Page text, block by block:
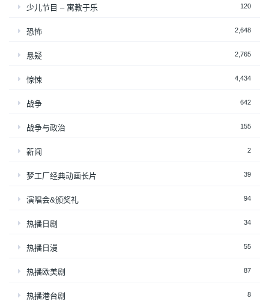
少儿节目 – 寓教于乐 120
恐怖 2,648
悬疑 2,765
惊悚 4,434
战争 642
战争与政治 155
新闻 2
梦工厂经典动画长片 39
演唱会&颁奖礼 94
热播日剧 34
热播日漫 55
热播欧美剧 87
热播港台剧 8